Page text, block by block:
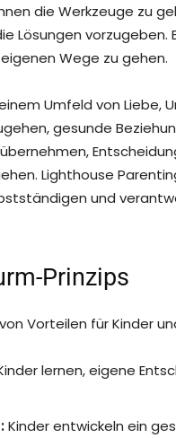
die Werkzeuge zu
Lösungen vorzugeben.
Wege zu gehen.
Umfeld von Liebe,
gesunde
Lighthouse
und
Prinzips
Vorteilen für Kinder
lernen, eigene
Kinder entwickeln ein